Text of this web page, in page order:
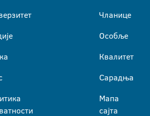
Чланице
Особље
Квалитет
Сарадња
Мапа
сајта